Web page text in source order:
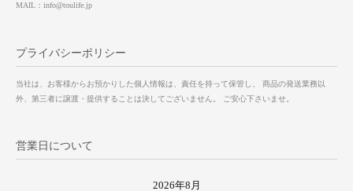
MAIL：info@toulife.jp
プライバシーポリシー
当社は、お客様からお預かりした個人情報は、責任を持って保管し、 商品の発送業務以
外、第三者に譲渡・提供することは決してございません。 ご安心下さいませ。
営業日について
2026年8月